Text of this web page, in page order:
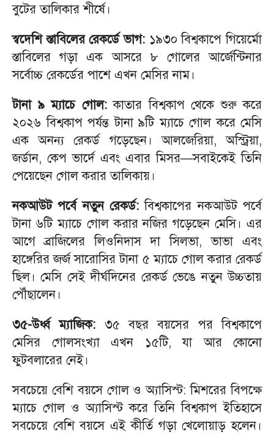
বুটের তালিকার শীর্ষে।
স্বদেশি স্তাবিলের রেকর্ডে ভাগ: ১৯৩০ বিশ্বকাপে গিয়ের্মো
স্তাবিলের গড়া এক আসরে ৮ গোলের আর্জেন্টিনার
সর্বোচ্চ রেকর্ডের পাশে এখন মেসির নাম।
টানা ৯ ম্যাচে গোল:কাতার বিশ্বকাপ থেকে শুরু করে
২০২৬ বিশ্বকাপ পর্যন্ত টানা ৯টি ম্যাচে গোল করে মেসি
এক অনন্য রেকর্ড গড়েছেন। আলজেরিয়া, অস্ট্রিয়া,
জর্ডান, কেপ ভার্দে এবং এবার মিসর—সবাইকেই তিনি
পেয়েছেন গোল করার তালিকায়।
নকআউট পর্বে নতুন রেকর্ড: বিশ্বকাপের নকআউট পর্বে
টানা ৬টি ম্যাচে গোল করার নজির গড়েছেন মেসি। এর
আগে ব্রাজিলের লিওনিদাস দা সিলভা, ভাভা এবং
হাঙ্গেরির জর্জ সারোসির টানা ৫ ম্যাচে গোল করার রেকর্ড
ছিল। মেসি সেই দীর্ঘদিনের রেকর্ড ভেঙে নতুন উচ্চতায়
পৌঁছালেন।
৩৫-উর্ধ্ব ম্যাজিক: ৩৫ বছর বয়সের পর বিশ্বকাপে
মেসির গোলসংখ্যা এখন ১৫টি, যা আর কোনো
ফুটবলারের নেই।
সবচেয়ে বেশি বয়সে গোল ও অ্যাসিস্ট: মিশরের বিপক্ষে
ম্যাচে গোল ও অ্যাসিস্ট করে তিনি বিশ্বকাপ ইতিহাসে
সবচেয়ে বেশি বয়সে এই কীর্তি গড়া খেলোয়াড় হলেন।